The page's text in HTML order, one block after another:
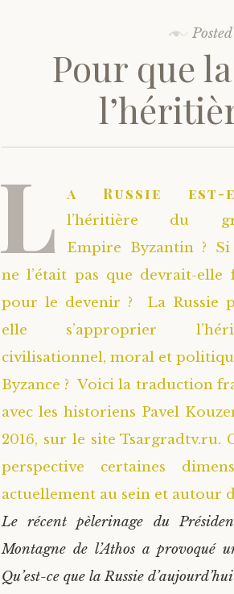
Pour que
L a Russie est-
l’héritière du
Empire Byzantin ?
ne l’était pas que devrait-elle
pour le devenir ? La Russie
elle s’approprier
civilisationnel, moral et
Byzance ? Voici la traduction
avec les historiens Pavel
2016, sur le site Tsargradtv.ru.
perspective certaines
actuellement au sein et autour
Le récent pèlerinage du
Montagne de l’Athos a provoqué
Qu’est-ce que la Russie